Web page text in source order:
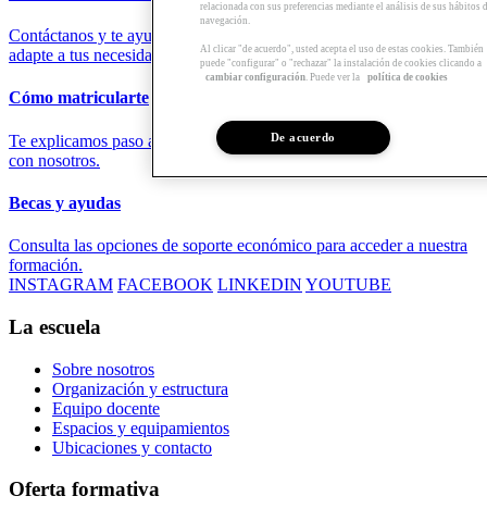
Contáctanos y te ayudaremos a encontrar la formación que mejor se
adapte a tus necesidades.
Cómo matricularte
Te explicamos paso a paso el proceso y los requisitos para formarte
con nosotros.
Becas y ayudas
Consulta las opciones de soporte económico para acceder a nuestra
formación.
INSTAGRAM FACEBOOK LINKEDIN YOUTUBE
La escuela
Sobre nosotros
Organización y estructura
Equipo docente
Espacios y equipamientos
Ubicaciones y contacto
Oferta formativa
relacionada con sus preferencias mediante el análisis de sus hábitos
navegación.
Al clicar "de acuerdo", usted acepta el uso de estas cookies. También
puede "configurar" o "rechazar" la instalación de cookies clicando a
cambiar configuración. Puede ver la política de cookies
De acuerdo